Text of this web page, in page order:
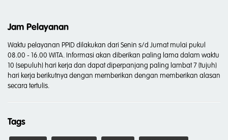
Jam Pelayanan
Waktu pelayanan PPID dilakukan dari Senin s/d Jumat mulai pukul
08.00 - 16.00 WITA. Informasi akan diberikan paling lama dalam waktu
10 (sepuluh) hari kerja dan dapat diperpanjang paling lambat 7 (tujuh)
hari kerja berikutnya dengan memberikan dengan memberikan alasan
secara tertulis.
Tags